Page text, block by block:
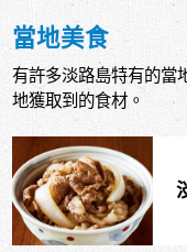
當地美食
有許多淡路島特有的當
地獲取到的食材。